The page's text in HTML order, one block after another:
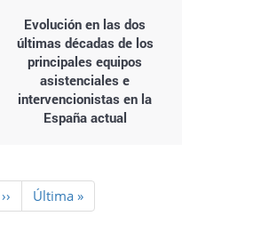
Evolución en las dos
últimas décadas de los
principales equipos
asistenciales e
intervencionistas en la
España actual
Siguiente
página
››
Última
página
Última »